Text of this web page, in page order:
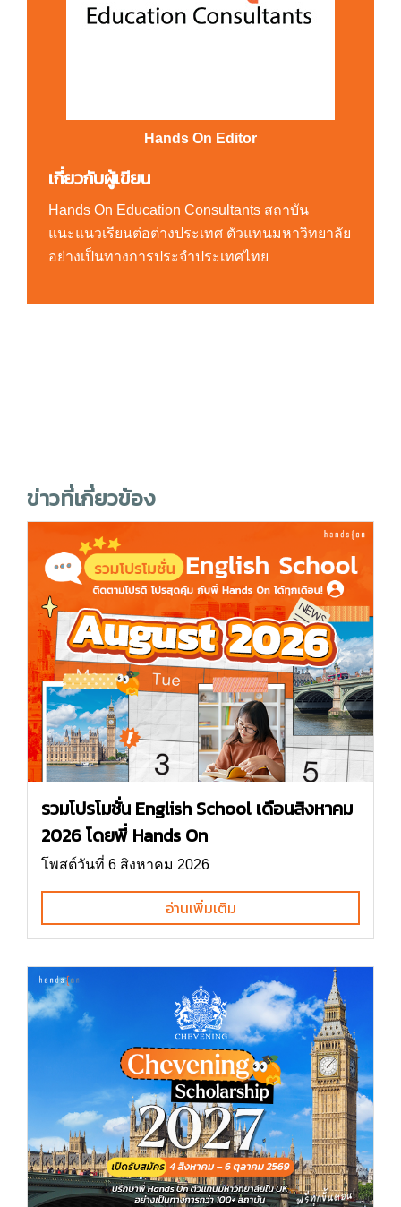
Hands On Editor
เกี่ยวกับผู้เขียน
Hands On Education Consultants สถาบัน
แนะแนวเรียนต่อต่างประเทศ ตัวแทนมหาวิทยาลัย
อย่างเป็นทางการประจำประเทศไทย
ข่าวที่เกี่ยวข้อง
รวมโปรโมชั่น English School เดือนสิงหาคม
2026 โดยพี่ Hands On
โพสต์วันที่ 6 สิงหาคม 2026
อ่านเพิ่มเติม